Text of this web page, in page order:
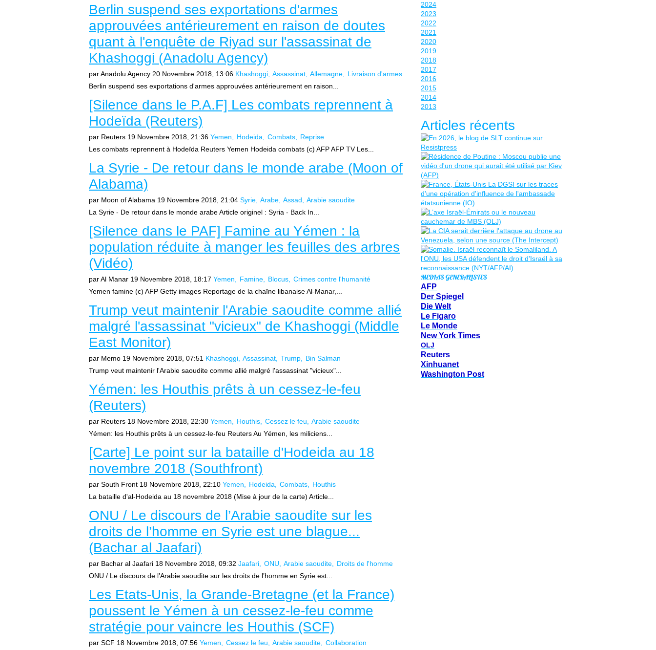
Berlin suspend ses exportations d'armes
approuvées antérieurement en raison de doutes
quant à l'enquête de Riyad sur l'assassinat de
Khashoggi (Anadolu Agency)
par Anadolu Agency 20 Novembre 2018, 13:06 Khashoggi Assassinat Allemagne
Livraison d'armes
Berlin suspend ses exportations d'armes approuvées antérieurement en raison...
[Silence dans le P.A.F] Les combats reprennent à
Hodeïda (Reuters)
par Reuters 19 Novembre 2018, 21:36 Yemen Hodeida Combats
Reprise
Les combats reprennent à Hodeïda Reuters Yemen Hodeida combats (c) AFP AFP TV Les...
La Syrie - De retour dans le monde arabe (Moon of
Alabama)
par Moon of Alabama 19 Novembre 2018, 21:04 Syrie Arabe Assad
Arabie saoudite
La Syrie - De retour dans le monde arabe Article originel : Syria - Back In...
[Silence dans le PAF] Famine au Yémen : la
population réduite à manger les feuilles des arbres
(Vidéo)
par Al Manar 19 Novembre 2018, 18:17 Yemen Famine Blocus
Crimes contre l'humanité
Yemen famine (c) AFP Getty images Reportage de la chaîne libanaise Al-Manar,...
Trump veut maintenir l'Arabie saoudite comme allié
malgré l'assassinat "vicieux" de Khashoggi (Middle
East Monitor)
par Memo 19 Novembre 2018, 07:51 Khashoggi Assassinat Trump
Bin Salman
Trump veut maintenir l'Arabie saoudite comme allié malgré l'assassinat "vicieux"...
Yémen: les Houthis prêts à un cessez-le-feu
(Reuters)
par Reuters 18 Novembre 2018, 22:30 Yemen Houthis Cessez le feu
Arabie saoudite
Yémen: les Houthis prêts à un cessez-le-feu Reuters Au Yémen, les miliciens...
[Carte] Le point sur la bataille d'Hodeida au 18
novembre 2018 (Southfront)
par South Front 18 Novembre 2018, 22:10 Yemen Hodeida Combats
Houthis
La bataille d'al-Hodeida au 18 novembre 2018 (Mise à jour de la carte) Article...
ONU / Le discours de l’Arabie saoudite sur les
droits de l’homme en Syrie est une blague...
(Bachar al Jaafari)
par Bachar al Jaafari 18 Novembre 2018, 09:32 Jaafari ONU Arabie saoudite
Droits de l'homme
ONU / Le discours de l’Arabie saoudite sur les droits de l’homme en Syrie est...
Les Etats-Unis, la Grande-Bretagne (et la France)
poussent le Yémen à un cessez-le-feu comme
stratégie pour vaincre les Houthis (SCF)
par SCF 18 Novembre 2018, 07:56 Yemen Cessez le feu Arabie saoudite
Collaboration
2024
2023
2022
2021
2020
2019
2018
2017
2016
2015
2014
2013
Articles récents
MEDIAS GENERALISTES
AFP
Der Spiegel
Die Welt
Le Figaro
Le Monde
New York Times
OLJ
Reuters
Xinhuanet
Washington Post